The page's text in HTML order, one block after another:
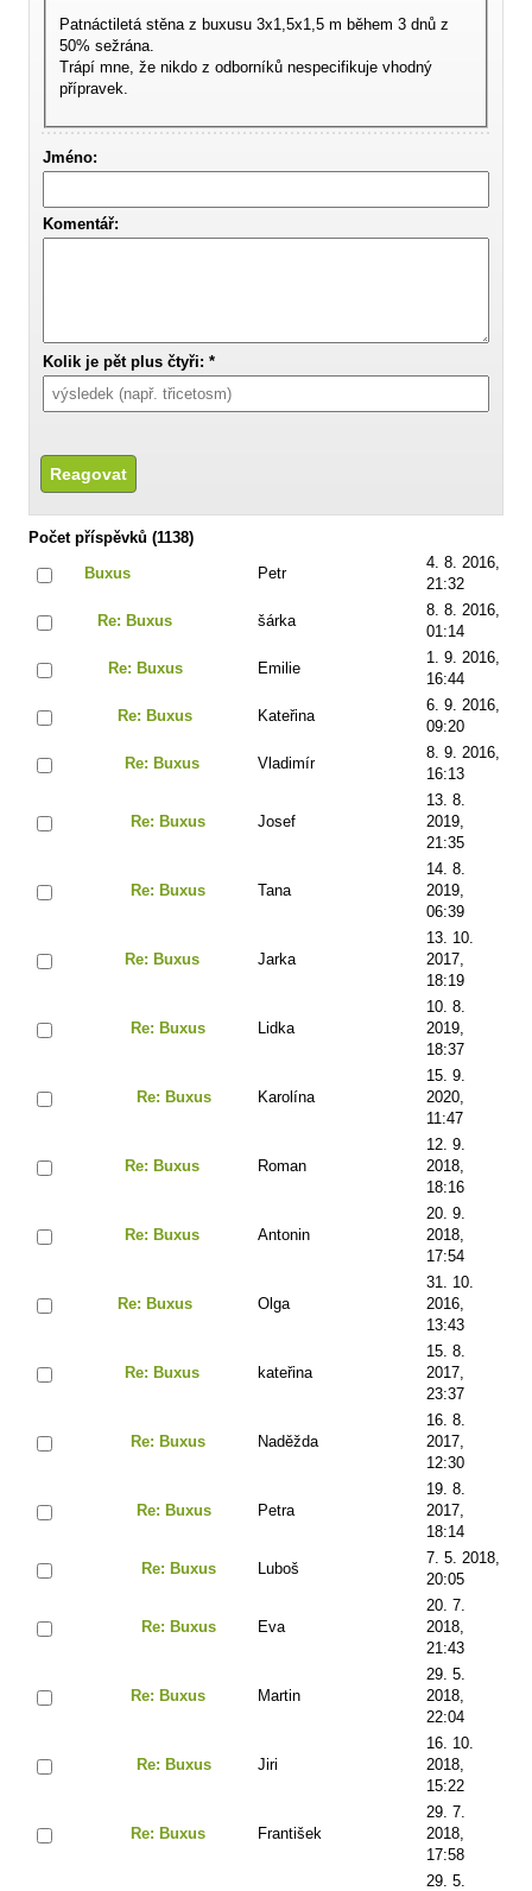
Patnáctiletá stěna z buxusu 3x1,5x1,5 m během 3 dnů z
50% sežrána.
Trápí mne, že nikdo z odborníků nespecifikuje vhodný
přípravek.
Jméno:
Komentář:
Kolik je pět plus čtyři: *
Počet příspěvků (1138)
Buxus
Petr
4. 8. 2016,
21:32
Re: Buxus šárka
8. 8. 2016,
01:14
Re: Buxus Emilie
1. 9. 2016,
16:44
Re: Buxus Kateřina
6. 9. 2016,
09:20
Re: Buxus Vladimír
8. 9. 2016,
16:13
Re: Buxus Josef
13. 8.
2019,
21:35
Re: Buxus Tana
14. 8.
2019,
06:39
Re: Buxus Jarka
13. 10.
2017,
18:19
Re: Buxus Lidka
10. 8.
2019,
18:37
Re: Buxus Karolína
15. 9.
2020,
11:47
Re: Buxus Roman
12. 9.
2018,
18:16
Re: Buxus Antonin
20. 9.
2018,
17:54
Re: Buxus Olga
31. 10.
2016,
13:43
Re: Buxus kateřina
15. 8.
2017,
23:37
Re: Buxus Naděžda
16. 8.
2017,
12:30
Re: Buxus Petra
19. 8.
2017,
18:14
Re: Buxus Luboš
7. 5. 2018,
20:05
Re: Buxus Eva
20. 7.
2018,
21:43
Re: Buxus Martin
29. 5.
2018,
22:04
Re: Buxus Jiri
16. 10.
2018,
15:22
Re: Buxus František
29. 7.
2018,
17:58
29. 5.